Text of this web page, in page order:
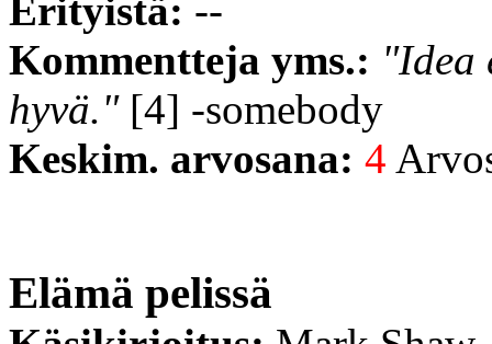
Erityistä: --
Kommentteja yms.: "Idea
hyvä."[4] -somebody
Keskim. arvosana: 4
Elämä pelissä